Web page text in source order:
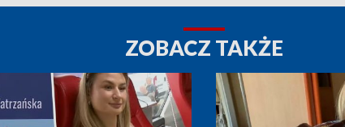
ZOBACZ TAKŻE